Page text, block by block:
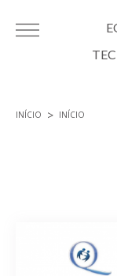
INÍCIO INÍCIO
Páginas